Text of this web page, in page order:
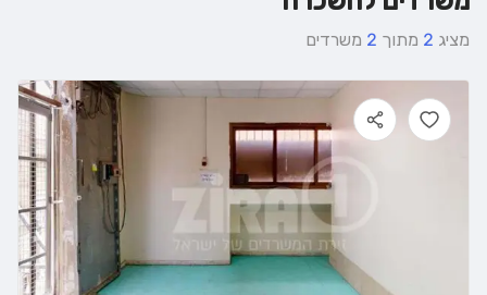
מציג 2 מתוך 2 משרדים